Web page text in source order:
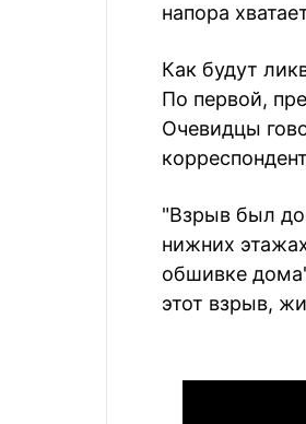
напора
Как будут
По первой,
Очевидцы
"Взрыв был
нижних
обшивке
этот взрыв,